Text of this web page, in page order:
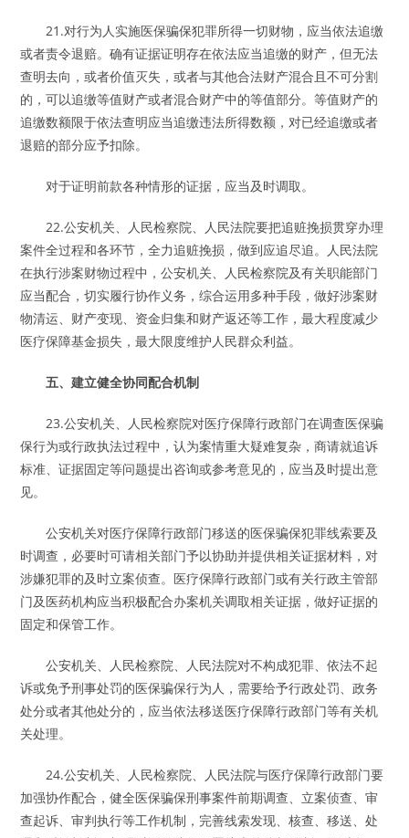
21.对行为人实施医保骗保犯罪所得一切财物，应当依法追缴
或者责令退赔。确有证据证明存在依法应当追缴的财产，但无法
查明去向，或者价值灭失，或者与其他合法财产混合且不可分割
的，可以追缴等值财产或者混合财产中的等值部分。等值财产的
追缴数额限于依法查明应当追缴违法所得数额，对已经追缴或者
退赔的部分应予扣除。
对于证明前款各种情形的证据，应当及时调取。
22.公安机关、人民检察院、人民法院要把追赃挽损贯穿办理
案件全过程和各环节，全力追赃挽损，做到应追尽追。人民法院
在执行涉案财物过程中，公安机关、人民检察院及有关职能部门
应当配合，切实履行协作义务，综合运用多种手段，做好涉案财
物清运、财产变现、资金归集和财产返还等工作，最大程度减少
医疗保障基金损失，最大限度维护人民群众利益。
五、建立健全协同配合机制
23.公安机关、人民检察院对医疗保障行政部门在调查医保骗
保行为或行政执法过程中，认为案情重大疑难复杂，商请就追诉
标准、证据固定等问题提出咨询或参考意见的，应当及时提出意
见。
公安机关对医疗保障行政部门移送的医保骗保犯罪线索要及
时调查，必要时可请相关部门予以协助并提供相关证据材料，对
涉嫌犯罪的及时立案侦查。医疗保障行政部门或有关行政主管部
门及医药机构应当积极配合办案机关调取相关证据，做好证据的
固定和保管工作。
公安机关、人民检察院、人民法院对不构成犯罪、依法不起
诉或免予刑事处罚的医保骗保行为人，需要给予行政处罚、政务
处分或者其他处分的，应当依法移送医疗保障行政部门等有关机
关处理。
24.公安机关、人民检察院、人民法院与医疗保障行政部门要
加强协作配合，健全医保骗保刑事案件前期调查、立案侦查、审
查起诉、审判执行等工作机制，完善线索发现、核查、移送、处